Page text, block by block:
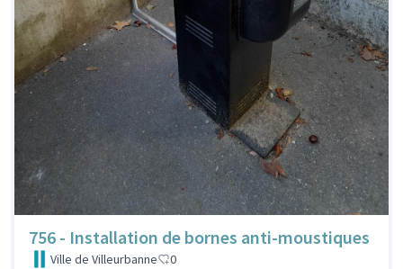
756 - Installation de bornes anti-moustiques
Ville de Villeurbanne 0